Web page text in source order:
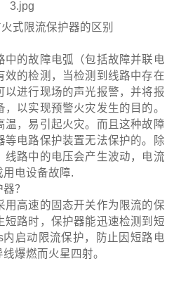
式限流保护器的区别
中的故障电弧（包括故障并联电
效的检测，当检测到线路中存在
以进行现场的声光报警，并将报
以实现预警火灾发生的目的。
温，易引起火灾。而且这种故障
等电路保护装置无法保护的。除
线路中的电压会产生波动，电流
电设备故障.
？
用高速的固态开关作为限流的保
路时，保护器能迅速检测到短
启动限流保护，防止因短路电
爆燃而火星四射。